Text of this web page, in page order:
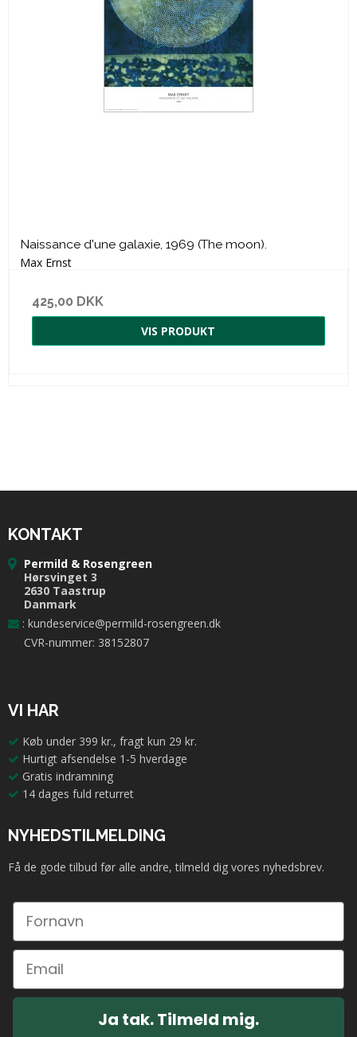
Naissance d'une galaxie, 1969 (The moon).
Max Ernst
425,00 DKK
VIS PRODUKT
KONTAKT
Permild & Rosengreen
Hørsvinget 3
2630 Taastrup
Danmark
: kundeservice@permild-rosengreen.dk
CVR-nummer: 38152807
VI HAR
Køb under 399 kr., fragt kun 29 kr.
Hurtigt afsendelse 1-5 hverdage
Gratis indramning
14 dages fuld returret
NYHEDSTILMELDING
Få de gode tilbud før alle andre, tilmeld dig vores nyhedsbrev.
Ja tak. Tilmeld mig.